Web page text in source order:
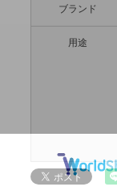
ブランド
用途